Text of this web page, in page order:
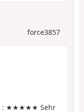
force3857
: ★★★★★ Sehr